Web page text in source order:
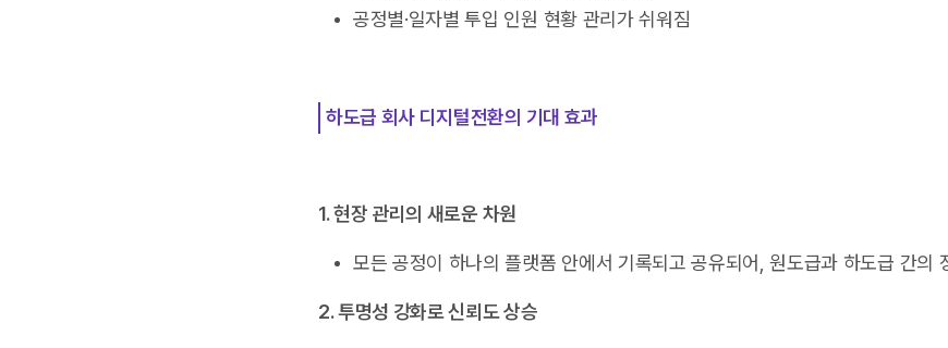
공정별·일자별 투입 인원 현황 관리가 쉬워짐
하도급 회사 디지털전환의 기대 효과
1. 현장 관리의 새로운 차원
모든 공정이 하나의 플랫폼 안에서 기록되고 공유되어, 원도급과 하도급 간의
2. 투명성 강화로 신뢰도 상승